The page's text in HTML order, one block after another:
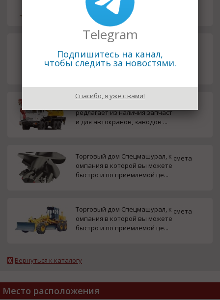
овшам экскаваторов и ст...
Торговый дом Спецмашурал п
редлагает запчасти и комплек
тующие для бурильных маши
редлагает из наличия запчаст
и для автокранов, заводов ...
Торговый дом Спецмашурал, к
омпания в которой вы можете
быстро и по приемлемой це...
смета
Торговый дом Спецмашурал, к
омпания в которой вы можете
быстро и по приемлемой це...
смета
Вернуться к каталогу
Место расположения
Telegram
Подпишитесь на канал,
чтобы следить за новостями.
Спасибо, я уже с вами!